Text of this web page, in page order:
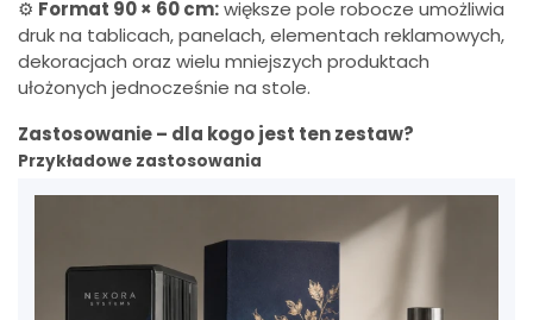
⚙️ Format 90 × 60 cm:większe pole robocze umożliwia
druk na tablicach, panelach, elementach reklamowych,
dekoracjach oraz wielu mniejszych produktach
ułożonych jednocześnie na stole.
Zastosowanie – dla kogo jest ten zestaw?
Przykładowe zastosowania